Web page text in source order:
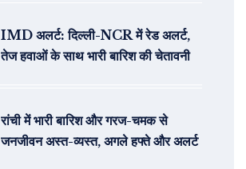
IMD अलर्ट: दिल्ली-NCR में रेड अलर्ट,
तेज हवाओं के साथ भारी बारिश की चेतावनी
रांची में भारी बारिश और गरज-चमक से
जनजीवन अस्त-व्यस्त, अगले हफ्ते और अलर्ट